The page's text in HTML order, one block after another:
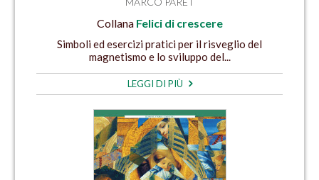
Collana Felici di crescere
Simboli ed esercizi pratici per il risveglio del
magnetismo e lo sviluppo del...
LEGGI DI PIÙ